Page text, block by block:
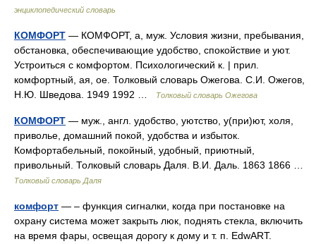
энциклопедический словарь
КОМФОРТ — КОМФОРТ, а, муж. Условия жизни, пребывания,
обстановка, обеспечивающие удобство, спокойствие и уют.
Устроиться с комфортом. Психологический к. | прил.
комфортный, ая, ое. Толковый словарь Ожегова. С.И. Ожегов,
Н.Ю. Шведова. 1949 1992 …
Толковый словарь Ожегова
КОМФОРТ — муж., англ. удобство, уютство, у(при)ют, холя,
приволье, домашний покой, удобства и избыток.
Комфортабельный, покойный, удобный, приютный,
привольный. Толковый словарь Даля. В.И. Даль. 1863 1866 …
Толковый словарь Даля
комфорт — – функция сигналки, когда при постановке на
охрану система может закрыть люк, поднять стекла, включить
на время фары, освещая дорогу к дому и т. п. EdwART.